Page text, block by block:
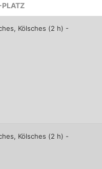
PLATZ
Kölsches (2 h) -
Kölsches (2 h) -